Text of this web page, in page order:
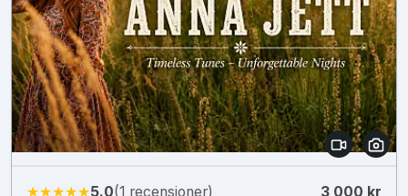
★★★★★5.0(1 recensioner) 3 000 kr